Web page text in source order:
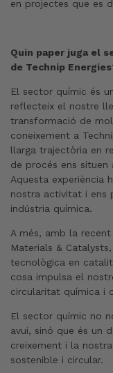
en projectes que es
Quin paper juga el
de Technip
El sector químic és
reflecteix el nostre
transformació de
coneixement a
llarga trajectòria en
de procés ens
Aquesta experiència
nostra activitat i ens
indústria química.
A més, amb la recent
Materials &
tecnològica en
cosa impulsa el
circularitat química i
El sector químic no
avui, sinó que és un
creixement i la
sostenible i circular.